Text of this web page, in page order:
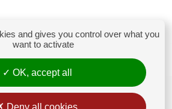
and gives you control over what you
want to activate
OK, accept all
Deny all cookies